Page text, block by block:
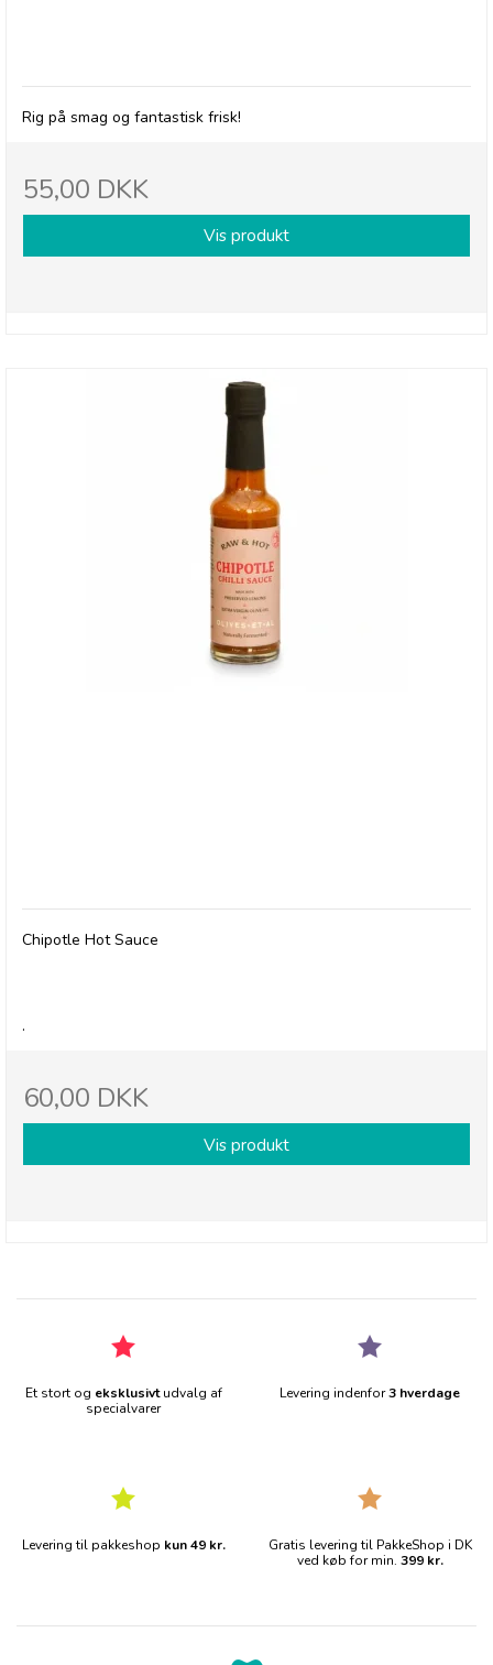
Rig på smag og fantastisk frisk!
55,00 DKK
Vis produkt
Chipotle Hot Sauce
.
60,00 DKK
Vis produkt
Et stort og eksklusivtudvalg af
specialvarer
Levering indenfor3 hverdage
Levering til pakkeshop kun 49 kr.
Gratis levering til PakkeShop i DK
ved køb for min. 399 kr.